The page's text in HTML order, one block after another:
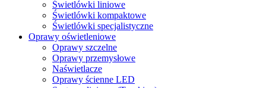
Świetlówki liniowe
Świetlówki kompaktowe
Świetlówki specjalistyczne
Oprawy oświetleniowe
Oprawy szczelne
Oprawy przemysłowe
Naświetlacze
Oprawy ścienne LED